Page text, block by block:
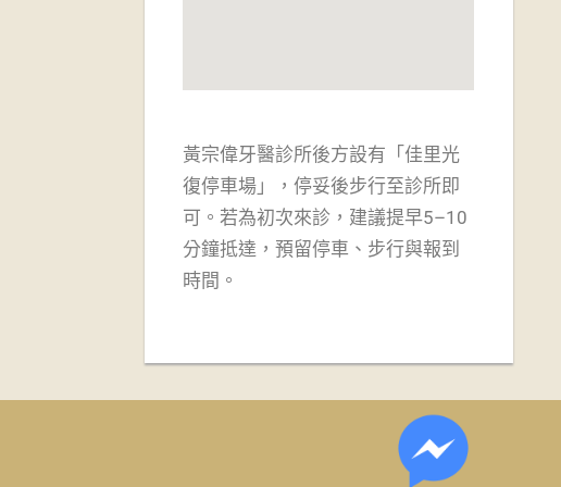
黃宗偉牙醫診所後方設有「佳里光
復停車場」，停妥後步行至診所即
可。若為初次來診，建議提早5–10
分鐘抵達，預留停車、步行與報到
時間。